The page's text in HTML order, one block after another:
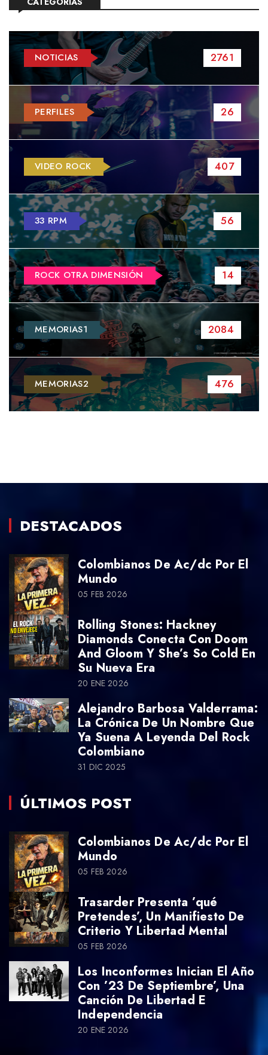
NOTICIAS 2761
PERFILES 26
VIDEO ROCK 407
33 RPM 56
ROCK OTRA DIMENSIÓN 14
MEMORIAS1 2084
MEMORIAS2 476
DESTACADOS
Colombianos De Ac/dc Por El
Mundo
05 FEB 2026
Rolling Stones: Hackney
Diamonds Conecta Con Doom
And Gloom Y She’s So Cold En
Su Nueva Era
20 ENE 2026
Alejandro Barbosa Valderrama:
La Crónica De Un Nombre Que
Ya Suena A Leyenda Del Rock
Colombiano
31 DIC 2025
ÚLTIMOS POST
Colombianos De Ac/dc Por El
Mundo
05 FEB 2026
Trasarder Presenta ’qué
Pretendes’, Un Manifiesto De
Criterio Y Libertad Mental
05 FEB 2026
Los Inconformes Inician El Año
Con ’23 De Septiembre’, Una
Canción De Libertad E
Independencia
20 ENE 2026